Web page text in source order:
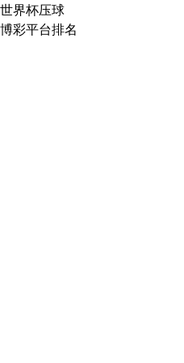
世界杯压球
博彩平台排名